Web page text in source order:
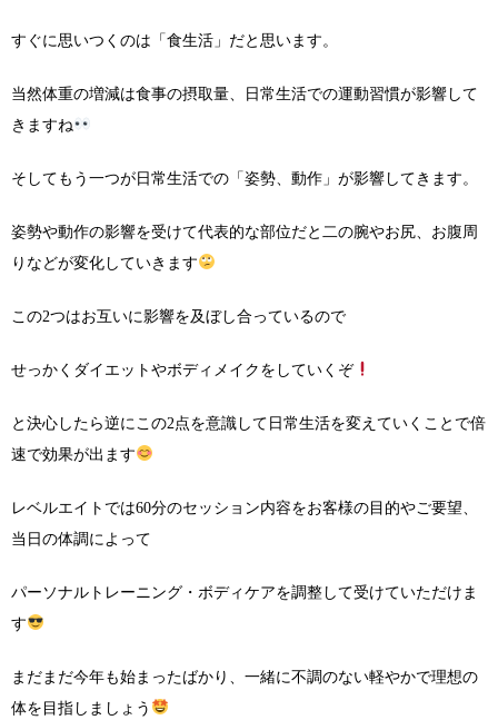
すぐに思いつくのは「食生活」だと思います。
当然体重の増減は食事の摂取量、日常生活での運動習慣が影響して
きますね
そしてもう一つが日常生活での「姿勢、動作」が影響してきます。
姿勢や動作の影響を受けて代表的な部位だと二の腕やお尻、お腹周
りなどが変化していきます
この2つはお互いに影響を及ぼし合っているので
せっかくダイエットやボディメイクをしていくぞ
と決心したら逆にこの2点を意識して日常生活を変えていくことで倍
速で効果が出ます
レベルエイトでは60分のセッション内容をお客様の目的やご要望、
当日の体調によって
パーソナルトレーニング・ボディケアを調整して受けていただけま
す
まだまだ今年も始まったばかり、一緒に不調のない軽やかで理想の
体を目指しましょう